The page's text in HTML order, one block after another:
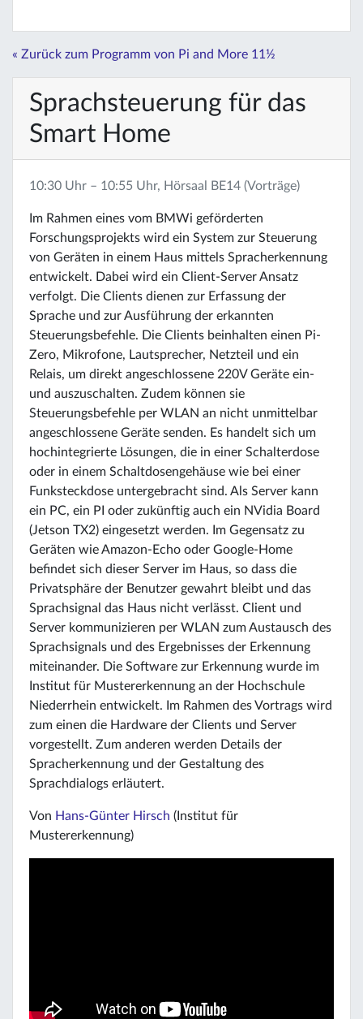
« Zurück zum Programm von Pi and More 11½
Sprachsteuerung für das
Smart Home
10:30 Uhr – 10:55 Uhr, Hörsaal BE14 (Vorträge)
Im Rahmen eines vom BMWi geförderten
Forschungsprojekts wird ein System zur Steuerung
von Geräten in einem Haus mittels Spracherkennung
entwickelt. Dabei wird ein Client-Server Ansatz
verfolgt. Die Clients dienen zur Erfassung der
Sprache und zur Ausführung der erkannten
Steuerungsbefehle. Die Clients beinhalten einen Pi-
Zero, Mikrofone, Lautsprecher, Netzteil und ein
Relais, um direkt angeschlossene 220V Geräte ein-
und auszuschalten. Zudem können sie
Steuerungsbefehle per WLAN an nicht unmittelbar
angeschlossene Geräte senden. Es handelt sich um
hochintegrierte Lösungen, die in einer Schalterdose
oder in einem Schaltdosengehäuse wie bei einer
Funksteckdose untergebracht sind. Als Server kann
ein PC, ein PI oder zukünftig auch ein NVidia Board
(Jetson TX2) eingesetzt werden. Im Gegensatz zu
Geräten wie Amazon-Echo oder Google-Home
befindet sich dieser Server im Haus, so dass die
Privatsphäre der Benutzer gewahrt bleibt und das
Sprachsignal das Haus nicht verlässt. Client und
Server kommunizieren per WLAN zum Austausch des
Sprachsignals und des Ergebnisses der Erkennung
miteinander. Die Software zur Erkennung wurde im
Institut für Mustererkennung an der Hochschule
Niederrhein entwickelt. Im Rahmen des Vortrags wird
zum einen die Hardware der Clients und Server
vorgestellt. Zum anderen werden Details der
Spracherkennung und der Gestaltung des
Sprachdialogs erläutert.
Von Hans-Günter Hirsch (Institut für
Mustererkennung)